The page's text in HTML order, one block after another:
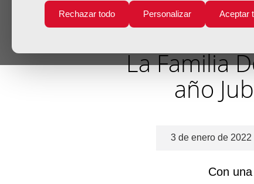
Rechazar todo Personalizar Aceptar
La Familia
año
3 de enero de 2022
Con